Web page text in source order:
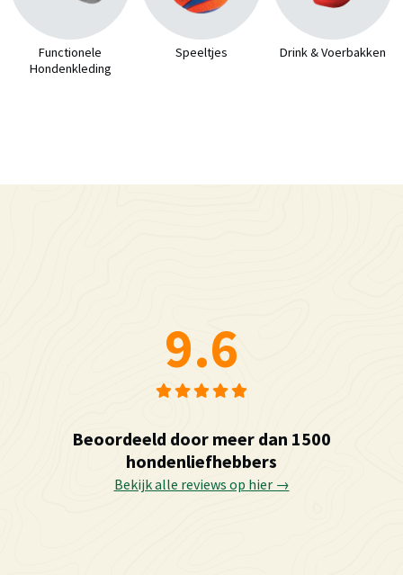
Functionele
Hondenkleding
Speeltjes Drink & Voerbakken
9.6
Beoordeeld door meer dan 1500
hondenliefhebbers
Bekijk alle reviews op hier →